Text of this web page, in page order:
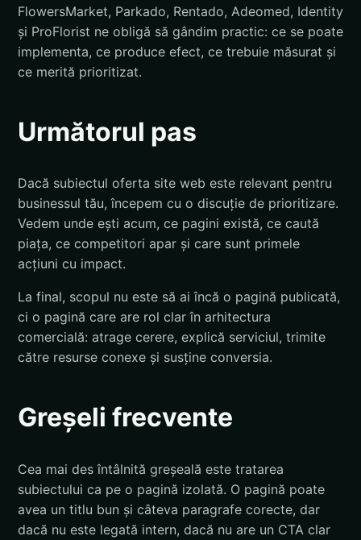
FlowersMarket, Parkado, Rentado, Adeomed, Identity
și ProFlorist ne obligă să gândim practic: ce se poate
implementa, ce produce efect, ce trebuie măsurat și
ce merită prioritizat.
Următorul pas
Dacă subiectul oferta site web este relevant pentru
businessul tău, începem cu o discuție de prioritizare.
Vedem unde ești acum, ce pagini există, ce caută
piața, ce competitori apar și care sunt primele
acțiuni cu impact.
La final, scopul nu este să ai încă o pagină publicată,
ci o pagină care are rol clar în arhitectura
comercială: atrage cerere, explică serviciul, trimite
către resurse conexe și susține conversia.
Greșeli frecvente
Cea mai des întâlnită greșeală este tratarea
subiectului ca pe o pagină izolată. O pagină poate
avea un titlu bun și câteva paragrafe corecte, dar
dacă nu este legată intern, dacă nu are un CTA clar